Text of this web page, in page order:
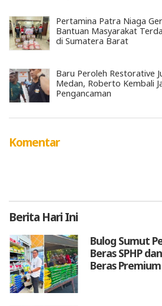
Pertamina Patra Niaga
Bantuan Masyarakat
di Sumatera Barat
Baru Peroleh Restorative
Medan, Roberto Kembali
Pengancaman
Komentar
Berita Hari Ini
Bulog Sumut
Beras SPHP
Beras